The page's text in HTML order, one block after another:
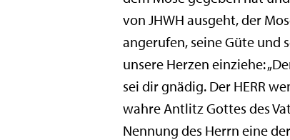
von JHWH ausgeht, der
angerufen, seine Güte und
unsere Herzen einziehe:
sei dir gnädig. Der HERR
wahre Antlitz Gottes des
Nennung des Herrn eine